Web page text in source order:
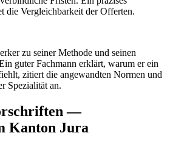
die Vergleichbarkeit der Offerten.
zu seiner Methode und seinen
guter Fachmann erklärt, warum er ein
zitiert die angewandten Normen und
Spezialität an.
—
Kanton Jura